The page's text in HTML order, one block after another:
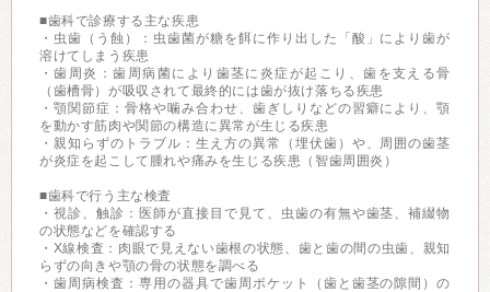
■歯科で診療する主な疾患
・虫歯（う蝕）：虫歯菌が糖を餌に作り出した「酸」により歯が
溶けてしまう疾患
・歯周炎：歯周病菌により歯茎に炎症が起こり、歯を支える骨
（歯槽骨）が吸収されて最終的には歯が抜け落ちる疾患
・顎関節症：骨格や噛み合わせ、歯ぎしりなどの習癖により、顎
を動かす筋肉や関節の構造に異常が生じる疾患
・親知らずのトラブル：生え方の異常（埋伏歯）や、周囲の歯茎
が炎症を起こして腫れや痛みを生じる疾患（智歯周囲炎）
■歯科で行う主な検査
・視診、触診：医師が直接目で見て、虫歯の有無や歯茎、補綴物
の状態などを確認する
・X線検査：肉眼で見えない歯根の状態、歯と歯の間の虫歯、親知
らずの向きや顎の骨の状態を調べる
・歯周病検査：専用の器具で歯周ポケット（歯と歯茎の隙間）の